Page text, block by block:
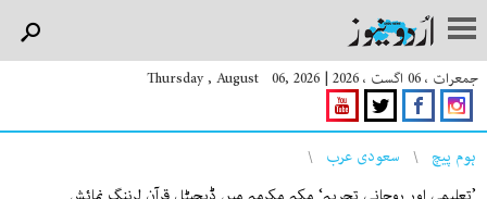
جمعرات ، 06 اگست ، 2026 |
Thursday , August 06, 2026
You are here
ہوم پیچ
سعودی عرب